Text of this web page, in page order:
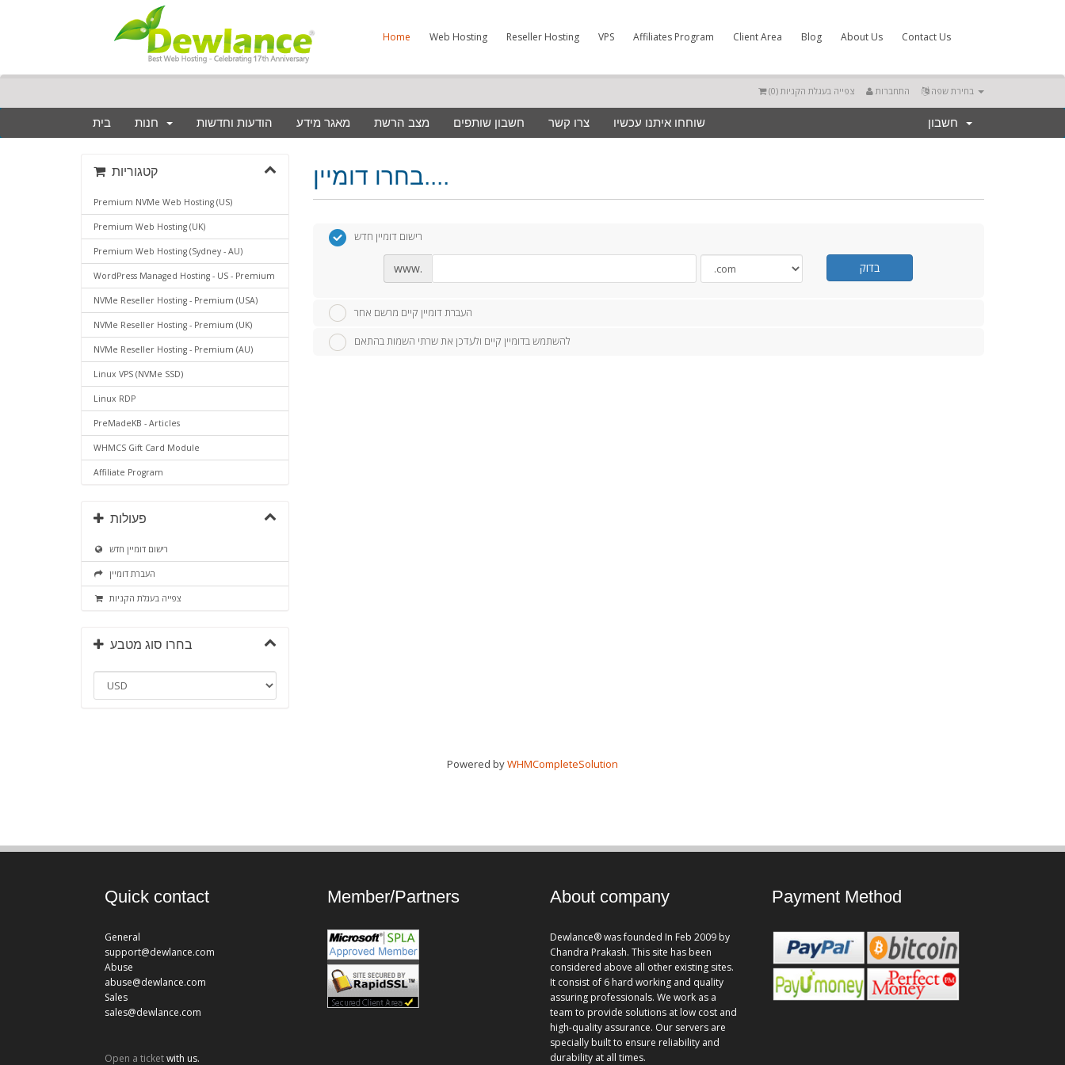
Home Web Hosting Reseller Hosting VPS Affiliates Program Client Area Blog About Us Contact Us
התחברות צפייה בעגלת הקניות (0
)
בית הודעות וחדשות מאגר מידע מצב הרשת חשבון שותפים צרו קשר שוחחו איתנו עכשיו
בחרו דומיין.... קטגוריות
Premium NVMe Web Hosting (US)
Premium Web Hosting (UK)
Premium Web Hosting (Sydney - AU)
WordPress Managed Hosting - US - Premium
NVMe Reseller Hosting - Premium (USA)
NVMe Reseller Hosting - Premium (UK)
NVMe Reseller Hosting - Premium (AU)
Linux VPS (NVMe SSD)
Linux RDP
PreMadeKB - Articles
WHMCS Gift Card Module
Affiliate Program
פעולות
רישום דומיין חדש
העברת דומיין
צפייה בעגלת הקניות
בחרו סוג מטבע
רישום דומיין חדש
www. בדוק
העברת דומיין קיים מרשם אחר
להשתמש בדומיין קיים ולעדכן את שרתי השמות בהתאם
Powered byWHMCompleteSolution
Quick contact
General
support@dewlance.com
Abuse
abuse@dewlance.com
Sales
sales@dewlance.com
Open a ticketwith us.
Member/Partners About company
Dewlance® was founded In Feb 2009 by
Chandra Prakash. This site has been
considered above all other existing sites.
It consist of 6 hard working and quality
assuring professionals. We work as a
team to provide solutions at low cost and
high-quality assurance. Our servers are
specially built to ensure reliability and
durability at all times.
Payment Method